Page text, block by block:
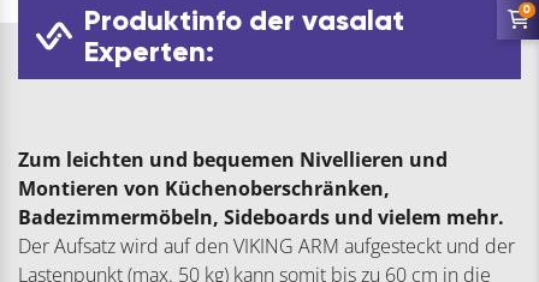
Produktinfo der vasalat
Experten:
Zum leichten und bequemen Nivellieren und
Montieren von Küchenoberschränken,
Badezimmermöbeln, Sideboards und vielem mehr.
Der Aufsatz wird auf den VIKING ARM aufgesteckt und der
Lastenpunkt (max. 50 kg) kann somit bis zu 60 cm in die
0